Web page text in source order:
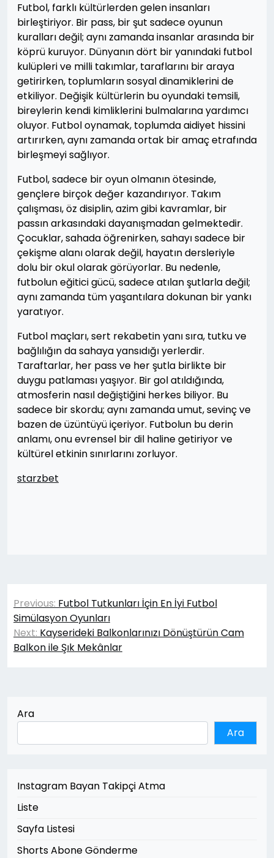
Futbol, farklı kültürlerden gelen insanları
birleştiriyor. Bir pass, bir şut sadece oyunun
kuralları değil; aynı zamanda insanlar arasında bir
köprü kuruyor. Dünyanın dört bir yanındaki futbol
kulüpleri ve milli takımlar, taraflarını bir araya
getirirken, toplumların sosyal dinamiklerini de
etkiliyor. Değişik kültürlerin bu oyundaki temsili,
bireylerin kendi kimliklerini bulmalarına yardımcı
oluyor. Futbol oynamak, toplumda aidiyet hissini
artırırken, aynı zamanda ortak bir amaç etrafında
birleşmeyi sağlıyor.
Futbol, sadece bir oyun olmanın ötesinde,
gençlere birçok değer kazandırıyor. Takım
çalışması, öz disiplin, azim gibi kavramlar, bir
passın arkasındaki dayanışmadan gelmektedir.
Çocuklar, sahada öğrenirken, sahayı sadece bir
çekişme alanı olarak değil, hayatın dersleriyle
dolu bir okul olarak görüyorlar. Bu nedenle,
futbolun eğitici gücü, sadece atılan şutlarla değil;
aynı zamanda tüm yaşantılara dokunan bir yankı
yaratıyor.
Futbol maçları, sert rekabetin yanı sıra, tutku ve
bağlılığın da sahaya yansıdığı yerlerdir.
Taraftarlar, her pass ve her şutla birlikte bir
duygu patlaması yaşıyor. Bir gol atıldığında,
atmosferin nasıl değiştiğini herkes biliyor. Bu
sadece bir skordu; aynı zamanda umut, sevinç ve
bazen de üzüntüyü içeriyor. Futbolun bu derin
anlamı, onu evrensel bir dil haline getiriyor ve
kültürel etkinin sınırlarını zorluyor.
starzbet
Yazı
gezinmesi
Previous: Futbol Tutkunları İçin En İyi Futbol
Simülasyon Oyunları
Next: Kayserideki Balkonlarınızı Dönüştürün Cam
Balkon ile Şık Mekânlar
Ara
Ara
Instagram Bayan Takipçi Atma
Liste
Sayfa Listesi
Shorts Abone Gönderme